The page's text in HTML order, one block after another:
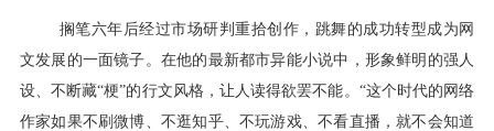
搁笔六年后经过市场研判重拾创作，跳舞的成功转型成为网
文发展的一面镜子。在他的最新都市异能小说中，形象鲜明的强人
设、不断藏“梗”的行文风格，让人读得欲罢不能。“这个时代的网络
作家如果不刷微博、不逛知乎、不玩游戏、不看直播，就不会知道